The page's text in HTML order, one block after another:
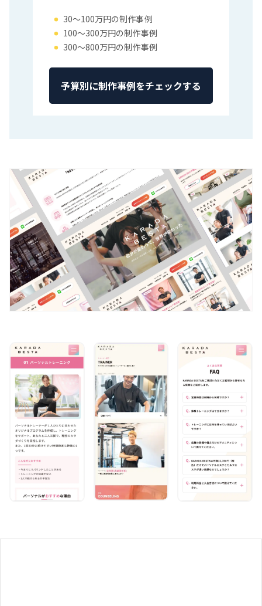
30〜100万円の制作事例
100〜300万円の制作事例
300〜800万円の制作事例
予算別に制作事例をチェックする